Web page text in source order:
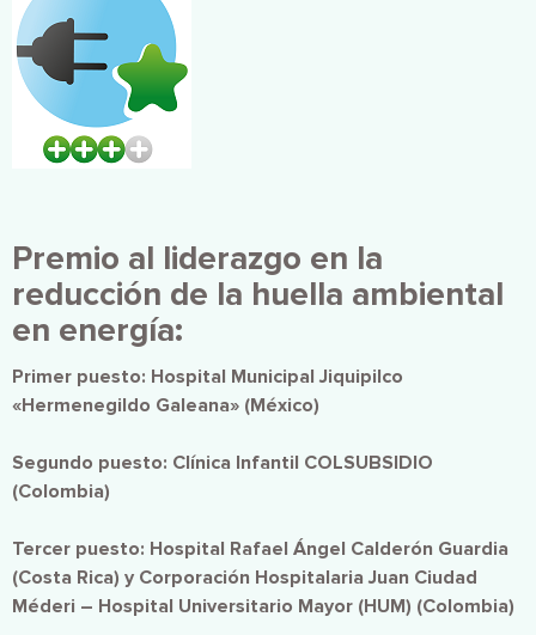
Premio al liderazgo en la
reducción de la huella ambiental
en energía:
Primer puesto: Hospital Municipal Jiquipilco
«Hermenegildo Galeana» (México)
Segundo puesto: Clínica Infantil COLSUBSIDIO
(Colombia)
Tercer puesto: Hospital Rafael Ángel Calderón Guardia
(Costa Rica) y Corporación Hospitalaria Juan Ciudad
Méderi – Hospital Universitario Mayor (HUM) (Colombia)